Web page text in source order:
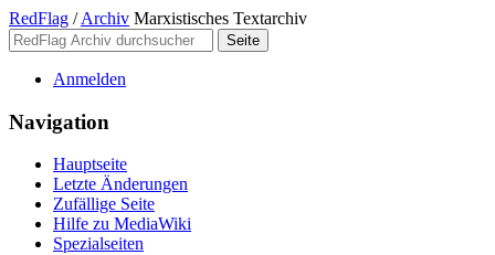
RedFlag / Archiv Marxistisches Textarchiv
Anmelden
Navigation
Hauptseite
Letzte Änderungen
Zufällige Seite
Hilfe zu MediaWiki
Spezialseiten